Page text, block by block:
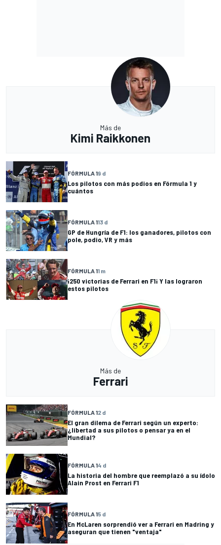
Más de
Kimi Raikkonen
FÓRMULA 19 d
Los pilotos con más podios en Fórmula 1 y
cuántos
FÓRMULA 113 d
GP de Hungría de F1: los ganadores, pilotos con
pole, podio, VR y más
FÓRMULA 11 m
¡250 victorias de Ferrari en F1¡ Y las lograron
estos pilotos
Más de
Ferrari
FÓRMULA 12 d
El gran dilema de Ferrari según un experto:
¿libertad a sus pilotos o pensar ya en el
Mundial?
FÓRMULA 14 d
La historia del hombre que reemplazó a su ídolo
Alain Prost en Ferrari F1
FÓRMULA 15 d
En McLaren sorprendió ver a Ferrari en Madring y
aseguran que tienen "ventaja"